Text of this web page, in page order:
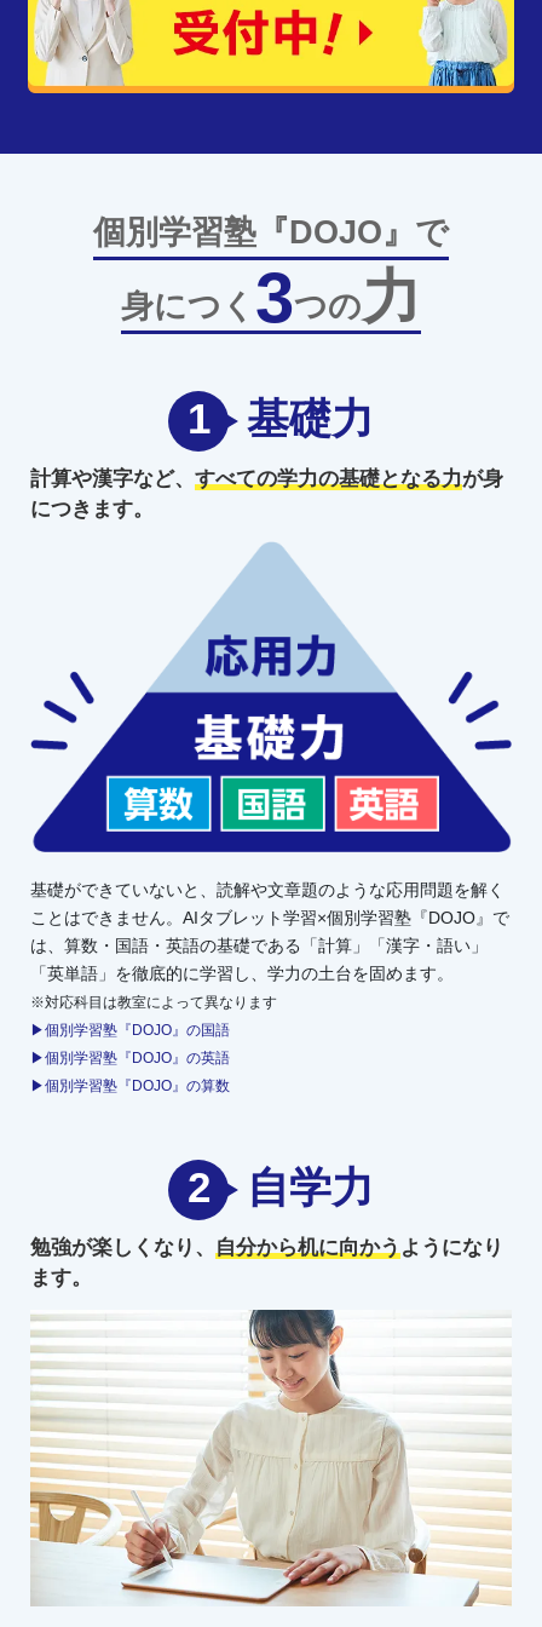
個別学習塾『DOJO』で
身につく 3つの力
1 基礎力
計算や漢字など、 すべての学力の基礎となる力が身
につきます。
基礎ができていないと、読解や文章題のような応用問題を解く
ことはできません。AIタブレット学習×個別学習塾『DOJO』で
は、算数・国語・英語の基礎である「計算」「漢字・語い」
「英単語」を徹底的に学習し、学力の土台を固めます。
※対応科目は教室によって異なります
▶個別学習塾『DOJO』の国語
▶個別学習塾『DOJO』の英語
▶個別学習塾『DOJO』の算数
2 自学力
勉強が楽しくなり、 自分から机に向かうようになり
ます。